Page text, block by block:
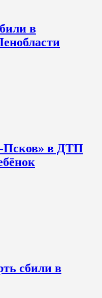
в
Псков» в ДТП
сбили в